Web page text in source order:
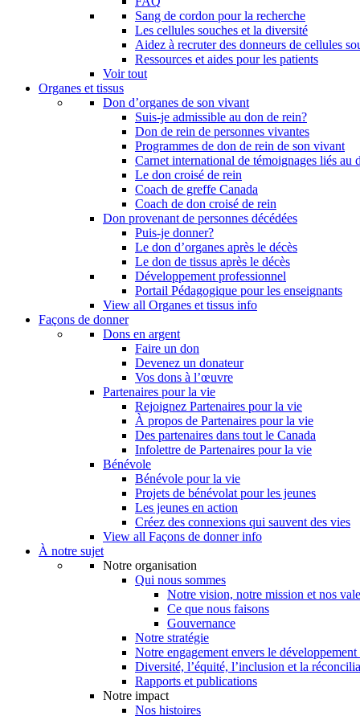
Sang de cordon pour la recherche
Les cellules souches et la diversité
Aidez à recruter des donneurs de cellules
Ressources et aides pour les patients
Voir tout
Organes et tissus
Don d’organes de son vivant
Suis-je admissible au don de rein?
Don de rein de personnes vivantes
Programmes de don de rein de son vivant
Carnet international de témoignages liés au
Le don croisé de rein
Coach de greffe Canada
Coach de don croisé de rein
Don provenant de personnes décédées
Puis-je donner?
Le don d’organes après le décès
Le don de tissus après le décès
Développement professionnel
Portail Pédagogique pour les enseignants
View all Organes et tissus info
Façons de donner
Dons en argent
Faire un don
Devenez un donateur
Vos dons à l’œuvre
Partenaires pour la vie
Rejoignez Partenaires pour la vie
À propos de Partenaires pour la vie
Des partenaires dans tout le Canada
Infolettre de Partenaires pour la vie
Bénévole
Bénévole pour la vie
Projets de bénévolat pour les jeunes
Les jeunes en action
Créez des connexions qui sauvent des vies
View all Façons de donner info
À notre sujet
Notre organisation
Qui nous sommes
Notre vision, notre mission et nos
Ce que nous faisons
Gouvernance
Notre stratégie
Notre engagement envers le
Diversité, l’équité, l’inclusion et la
Rapports et publications
Notre impact
Nos histoires